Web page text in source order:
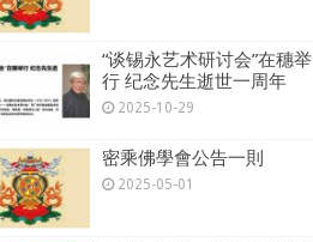
“谈锡永艺术研讨会”在穗举
行 纪念先生逝世一周年
2025-10-29
密乘佛學會公告一則
2025-05-01